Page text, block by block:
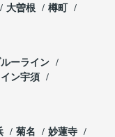
大曽根
樽町
ーライン
ン宇須
菊名
妙蓮寺